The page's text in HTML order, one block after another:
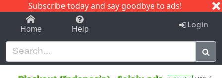
Subscribe today and say goodbye to ads!
1-9 C I J
Home Help Login